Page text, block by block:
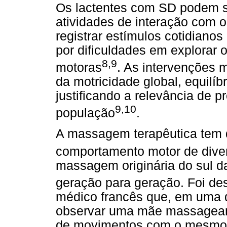
Os lactentes com SD podem
atividades de interação com
registrar estímulos
por dificuldades em explorar
motoras8,9. As intervenções
da motricidade global,
justificando a relevância de
população9,10.
A massagem terapêutica
comportamento motor de
massagem originária do sul
geração para geração. Foi
médico francês que, em
observar uma mãe